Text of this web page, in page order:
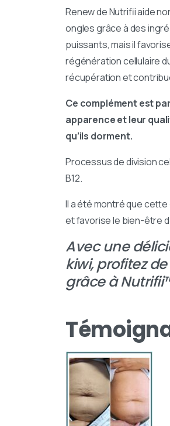
Renew de Nutrifii aide
ongles grâce à des
puissants, mais il
régénération cellulaire
récupération et
Ce complément est
apparence et leur
qu’ils dorment.
Processus de division
B12.
Il a été montré que
et favorise le bien-être
Avec une
kiwi, profitez
grâce à